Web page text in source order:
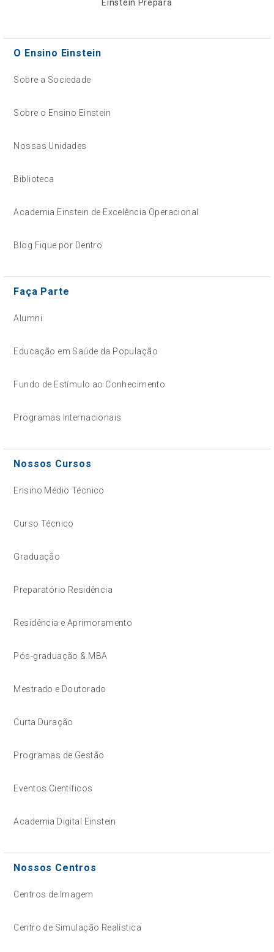
Einstein Prepara
O Ensino Einstein
Sobre a Sociedade
Sobre o Ensino Einstein
Nossas Unidades
Biblioteca
Academia Einstein de Excelência Operacional
Blog Fique por Dentro
Faça Parte
Alumni
Educação em Saúde da População
Fundo de Estímulo ao Conhecimento
Programas Internacionais
Nossos Cursos
Ensino Médio Técnico
Curso Técnico
Graduação
Preparatório Residência
Residência e Aprimoramento
Pós-graduação & MBA
Mestrado e Doutorado
Curta Duração
Programas de Gestão
Eventos Científicos
Academia Digital Einstein
Nossos Centros
Centros de Imagem
Centro de Simulação Realística